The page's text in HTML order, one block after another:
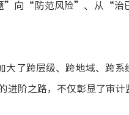
”向“防范风险”、从“
了跨层级、跨地域、跨系
进阶之路，不仅彰显了审计